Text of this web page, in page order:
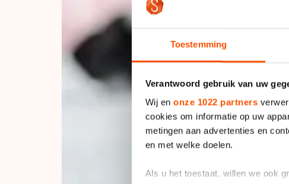
Toestemming
Verantwoord gebruik van uw
Wij en onze 1022 partners
cookies om informatie op uw
metingen aan advertenties en
en met welke doelen.
Als u het toestaat, willen we ook